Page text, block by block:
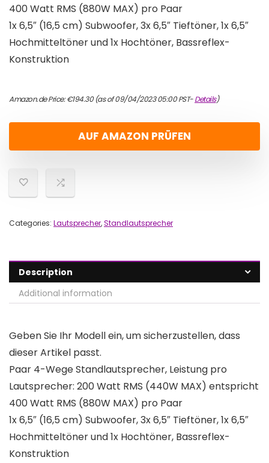
400 Watt RMS (880W MAX) pro Paar
1x 6,5″ (16,5 cm) Subwoofer, 3x 6,5″ Tieftöner, 1x 6,5″
Hochmitteltöner und 1x Hochtöner, Bassreflex-
Konstruktion
Amazon.de Price:€194.30(as of 09/04/2023 05:00 PST-Details)
AUF AMAZON PRÜFEN
Categories: Lautsprecher,Standlautsprecher
Description
Additional information
Geben Sie Ihr Modell ein, um sicherzustellen, dass
dieser Artikel passt.
Paar 4-Wege Standlautsprecher, Leistung pro
Lautsprecher: 200 Watt RMS (440W MAX) entspricht
400 Watt RMS (880W MAX) pro Paar
1x 6,5″ (16,5 cm) Subwoofer, 3x 6,5″ Tieftöner, 1x 6,5″
Hochmitteltöner und 1x Hochtöner, Bassreflex-
Konstruktion